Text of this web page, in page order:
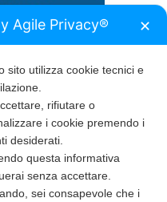
Agile Privacy® ✕
sito utilizza cookie tecnici e
rifiutare o
i cookie premendo i
desiderati.
questa informativa
senza accettare.
sei consapevole che i